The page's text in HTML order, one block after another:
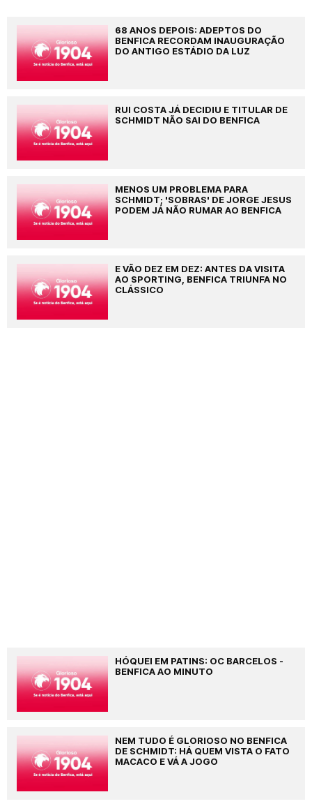
68 ANOS DEPOIS: ADEPTOS DO
BENFICA RECORDAM INAUGURAÇÃO
DO ANTIGO ESTÁDIO DA LUZ
RUI COSTA JÁ DECIDIU E TITULAR DE
SCHMIDT NÃO SAI DO BENFICA
MENOS UM PROBLEMA PARA
SCHMIDT; 'SOBRAS' DE JORGE JESUS
PODEM JÁ NÃO RUMAR AO BENFICA
E VÃO DEZ EM DEZ: ANTES DA VISITA
AO SPORTING, BENFICA TRIUNFA NO
CLÁSSICO
HÓQUEI EM PATINS: OC BARCELOS -
BENFICA AO MINUTO
NEM TUDO É GLORIOSO NO BENFICA
DE SCHMIDT: HÁ QUEM VISTA O FATO
MACACO E VÁ A JOGO